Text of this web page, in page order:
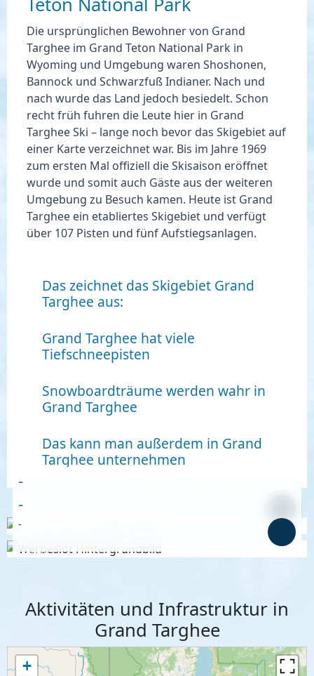
Die ursprünglichen Bewohner von Grand
Targhee im Grand Teton National Park in
Wyoming und Umgebung warenShoshonen,
Bannock und Schwarzfuß Indianer. Nach und
nach wurde das Land jedoch besiedelt. Schon
recht früh fuhren die Leute hier in Grand
Targhee Ski – lange noch bevor das Skigebiet auf
einer Karte verzeichnet war. Bis im Jahre 1969
zum ersten Mal offiziell die Skisaison eröffnet
wurde und somit auch Gäste aus der weiteren
Umgebung zu Besuch kamen. Heute ist Grand
Targhee ein etabliertes Skigebiet und verfügt
über 107 Pisten und fünf Aufstiegsanlagen.
Das zeichnet das Skigebiet Grand
Targhee aus:
Grand Targhee hat viele
Tiefschneepisten
Snowboardträume werden wahr in
Grand Targhee
Das kann man außerdem in Grand
Targhee unternehmen
Anzeige
-
Anzeige
-
-
Aktivitäten und Infrastruktur in
Grand Targhee
+